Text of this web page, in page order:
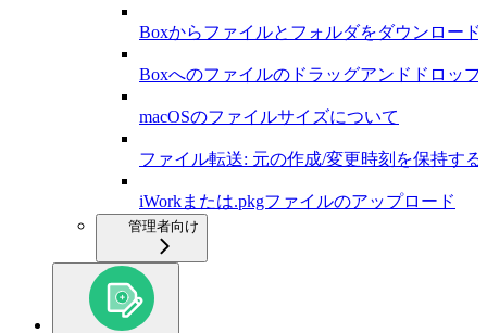
Boxからファイルとフォルダをダウンロード
Boxへのファイルのドラッグアンドドロップ
macOSのファイルサイズについて
ファイル転送: 元の作成/変更時刻を保持する
iWorkまたは.pkgファイルのアップロード
管理者向け